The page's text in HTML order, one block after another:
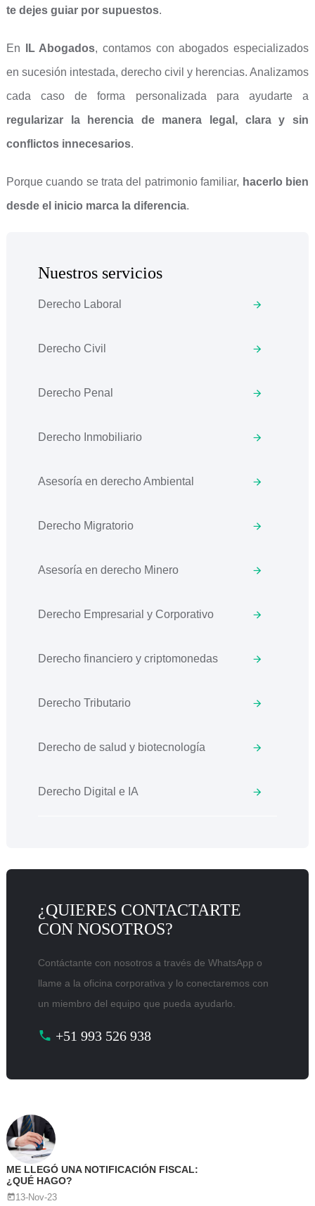
te dejes guiar por supuestos.
En IL Abogados, contamos con abogados especializados
en sucesión intestada, derecho civil y herencias. Analizamos
cada caso de forma personalizada para ayudarte a
regularizar la herencia de manera legal, clara y sin
conflictos innecesarios.
Porque cuando se trata del patrimonio familiar, hacerlo bien
desde el inicio marca la diferencia.
Nuestros servicios
Derecho Laboral
Derecho Civil
Derecho Penal
Derecho Inmobiliario
Asesoría en derecho Ambiental
Derecho Migratorio
Asesoría en derecho Minero
Derecho Empresarial y Corporativo
Derecho financiero y criptomonedas
Derecho Tributario
Derecho de salud y biotecnología
Derecho Digital e IA
¿QUIERES CONTACTARTE
CON NOSOTROS?
Contáctante con nosotros a través de WhatsApp o
llame a la oficina corporativa y lo conectaremos con
un miembro del equipo que pueda ayudarlo.
+51 993 526 938
ME LLEGÓ UNA NOTIFICACIÓN FISCAL:
¿QUÉ HAGO?
13-Nov-23